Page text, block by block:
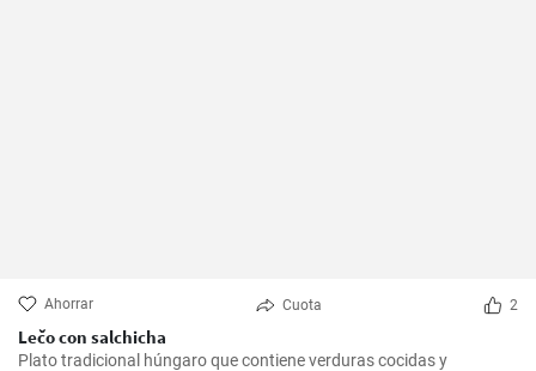
Ahorrar Cuota 2
Lečo con salchicha
Plato tradicional húngaro que contiene verduras cocidas y